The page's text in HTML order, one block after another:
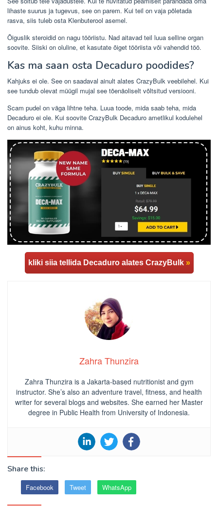
lihaste suurus ja tugevus, see on parem. Kui teil on vaja põletada
rasva, siis tuleb osta Klenbuterool asemel.
Õiguslik steroidid on nagu tööriistu. Nad aitavad teil luua selline organ
soovite. Siiski on oluline, et kasutate õiget tööriista või vahendid töö.
Kas ma saan osta Decaduro poodides?
Kahjuks ei ole. See on saadaval ainult alates CrazyBulk veebilehel. Kui
see tundub olevat müügil mujal see tõenäoliselt võltsitud versiooni.
Scam pudel on väga lihtne teha. Luua toode, mida saab teha, mida
Decaduro ei ole. Kui soovite CrazyBulk Decaduro ametlikul kodulehel
on ainus koht, kuhu minna.
kliki siia tellida Decaduro alates CrazyBulk »
Zahra Thunzira
Zahra Thunzira is a Jakarta-based nutritionist and gym
instructor. She’s also an adventure travel, fitness, and health
writer for several blogs and websites. She earned her Master
degree in Public Health from University of Indonesia.
Share this:
Facebook Tweet WhatsApp